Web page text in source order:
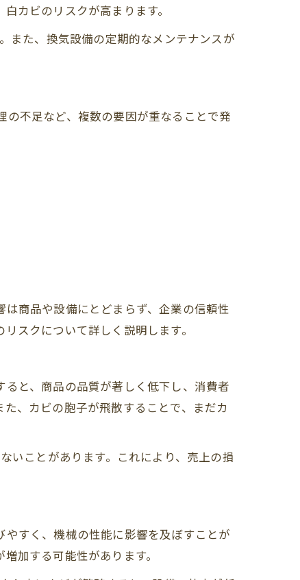
カビのリスクが高まります。
また、換気設備の定期的なメンテナンスが
不足など、複数の要因が重なることで発
商品や設備にとどまらず、企業の信頼性
スクについて詳しく説明します。
と、商品の品質が著しく低下し、消費者
、カビの胞子が飛散することで、まだカ
いことがあります。これにより、売上の損
すく、機械の性能に影響を及ぼすことが
加する可能性があります。